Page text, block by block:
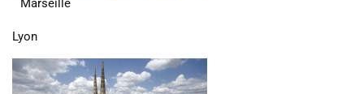
Marseille
Lyon